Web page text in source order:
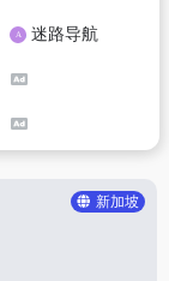
迷路导航
新加坡